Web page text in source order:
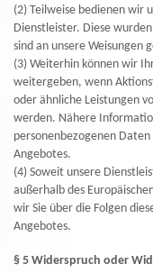
(2) Teilweise bedienen wir
Dienstleister. Diese
sind an unsere Weisungen
(3) Weiterhin können wir
weitergeben, wenn
oder ähnliche Leistungen
werden. Nähere
personenbezogenen
Angebotes.
(4) Soweit unsere
außerhalb des
wir Sie über die Folgen
Angebotes.
§ 5 Widerspruch oder